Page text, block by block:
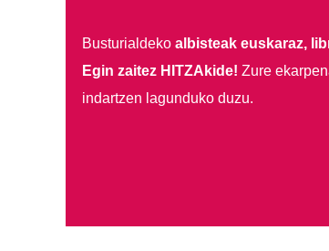
Busturialdeko albisteak euskaraz,
Egin zaitez HITZAkide! Zure
indartzen lagunduko duzu.